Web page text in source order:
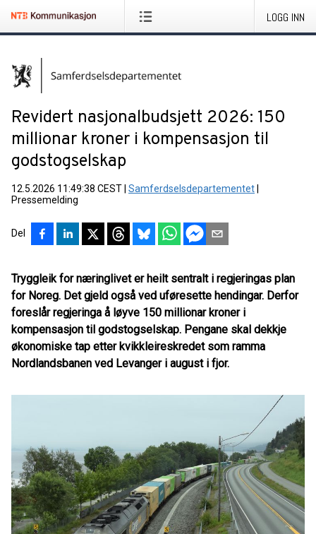
LOGG INN
Revidert nasjonalbudsjett 2026: 150
millionar kroner i kompensasjon til
godstogselskap
12.5.2026 11:49:38 CEST Samferdselsdepartementet
Pressemelding
Del
Tryggleik for næringlivet er heilt sentralt i regjeringas plan
for Noreg. Det gjeld også ved uføresette hendingar. Derfor
foreslår regjeringa å løyve 150 millionar kroner i
kompensasjon til godstogselskap. Pengane skal dekkje
økonomiske tap etter kvikkleireskredet som ramma
Nordlandsbanen ved Levanger i august i fjor.